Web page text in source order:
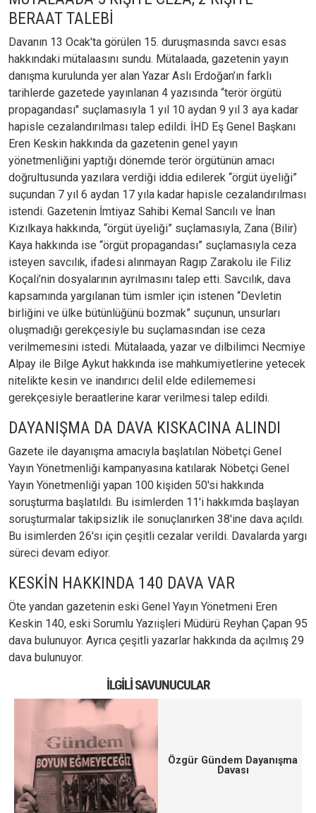
BERAAT TALEBİ
Davanın 13 Ocak'ta görülen 15. duruşmasında savcı esas
hakkındaki mütalaasını sundu. Mütalaada, gazetenin yayın
danışma kurulunda yer alan Yazar Aslı Erdoğan’ın farklı
tarihlerde gazetede yayınlanan 4 yazısında “terör örgütü
propagandası" suçlamasıyla 1 yıl 10 aydan 9 yıl 3 aya kadar
hapisle cezalandırılması talep edildi. İHD Eş Genel Başkanı
Eren Keskin hakkında da gazetenin genel yayın
yönetmenliğini yaptığı dönemde terör örgütünün amacı
doğrultusunda yazılara verdiği iddia edilerek “örgüt üyeliği”
suçundan 7 yıl 6 aydan 17 yıla kadar hapisle cezalandırılması
istendi. Gazetenin İmtiyaz Sahibi Kemal Sancılı ve İnan
Kızılkaya hakkında, “örgüt üyeliği” suçlamasıyla, Zana (Bilir)
Kaya hakkında ise “örgüt propagandası” suçlamasıyla ceza
isteyen savcılık, ifadesi alınmayan Ragıp Zarakolu ile Filiz
Koçali’nin dosyalarının ayrılmasını talep etti. Savcılık, dava
kapsamında yargılanan tüm ismler için istenen “Devletin
birliğini ve ülke bütünlüğünü bozmak” suçunun, unsurları
oluşmadığı gerekçesiyle bu suçlamasından ise ceza
verilmemesini istedi. Mütalaada, yazar ve dilbilimci Necmiye
Alpay ile Bilge Aykut hakkında ise mahkumiyetlerine yetecek
nitelikte kesin ve inandırıcı delil elde edilememesi
gerekçesiyle beraatlerine karar verilmesi talep edildi.
DAYANIŞMA DA DAVA KISKACINA ALINDI
Gazete ile dayanışma amacıyla başlatılan Nöbetçi Genel
Yayın Yönetmenliği kampanyasına katılarak Nöbetçi Genel
Yayın Yönetmenliği yapan 100 kişiden 50'si hakkında
soruşturma başlatıldı. Bu isimlerden 11'i hakkımda başlayan
soruşturmalar takipsizlik ile sonuçlanırken 38'ine dava açıldı.
Bu isimlerden 26'sı için çeşitli cezalar verildi. Davalarda yargı
süreci devam ediyor.
KESKİN HAKKINDA 140 DAVA VAR
Öte yandan gazetenin eski Genel Yayın Yönetmeni Eren
Keskin 140, eski Sorumlu Yazıişleri Müdürü Reyhan Çapan 95
dava bulunuyor. Ayrıca çeşitli yazarlar hakkında da açılmış 29
dava bulunuyor.
İLGILI SAVUNUCULAR
Özgür Gündem Dayanışma
Davası